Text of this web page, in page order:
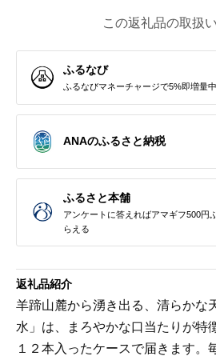
この返礼品の取扱
ふるなび
ふるなびマネーチャージで5%即増量中
ANAのふるさと納税
ふるさと本舗
アンケートに答えればアマギフ500円
らえる
返礼品紹介
羊蹄山麓から湧き出る、清らかな
水」は、まろやかな口当たりが特
１２本入ったケースで届きます。